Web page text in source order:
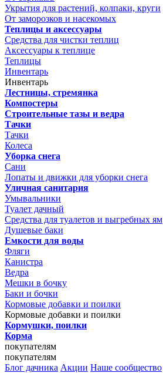
Укрытия для растений, колпаки, круги
От заморозков и насекомых
Теплицы и аксессуары
Средства для чистки теплиц
Аксессуары к теплице
Теплицы
Инвентарь
Инвентарь
Лестницы, стремянка
Компостеры
Строительные тазы и ведра
Тачки
Тачки
Колеса
Уборка снега
Сани
Лопаты и движки для уборки снега
Уличная санитария
Умывальники
Туалет дачный
Средства для туалетов и выгребных ям
Душевые баки
Емкости для воды
Фляги
Канистра
Ведра
Мешки в бочку
Баки и бочки
Кормовые добавки и поилки
Кормовые добавки и поилки
Кормушки, поилки
Корма
покупателям
покупателям
Блог дачника Акции Наше сообщество